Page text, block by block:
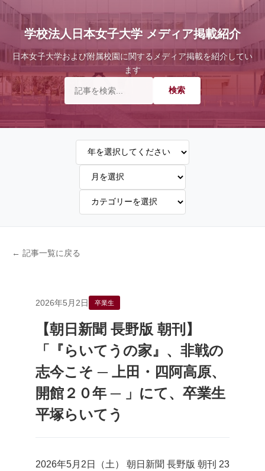
学校法人日本女子大学 メディア掲載紹介
日本女子大学および附属校園に関するメディア掲載を紹介してい
ます
← 記事一覧に戻る
2026年5月2日 卒業生
【朝日新聞 長野版 朝刊】
「『らいてうの家』、非戦の
志今こそ ─ 上田・四阿高原、
開館２０年 ─ 」にて、卒業生
平塚らいてう
2026年5月2日（土） 朝日新聞 長野版 朝刊 23